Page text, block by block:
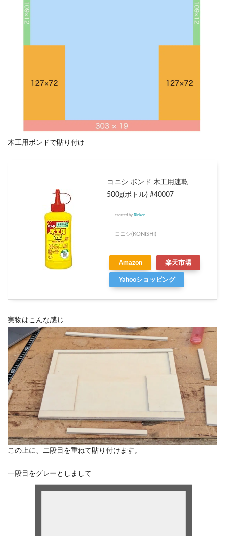
木工用ボンドで貼り付け
コニシ ボンド 木工用速乾
500g(ボトル) #40007
created by Rinker
コニシ(KONISHI)
Amazon 楽天市場
Yahooショッピング
実物はこんな感じ
この上に、二段目を重ねて貼り付けます。
一段目をグレーとしまして